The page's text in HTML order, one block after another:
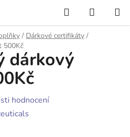
Hledat
KOŠÍK
/ Dárkové certifikáty /
500Kč
dárkový
hodnocení